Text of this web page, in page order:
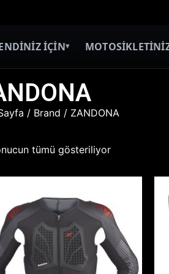
İÇİN▾
/ Brand / ZANDONA
tümü gösteriliyor